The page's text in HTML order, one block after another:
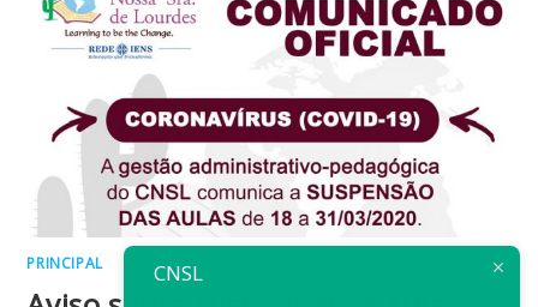
PRINCIPAL CNSL